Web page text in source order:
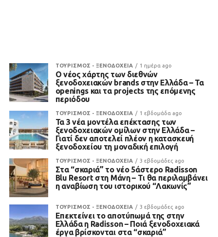
ΤΟΥΡΙΣΜΟΣ - ΞΕΝΟΔΟΧΕΙΑ 1 ημέρα ago
Ο νέος χάρτης των διεθνών
ξενοδοχειακών brands στην Ελλάδα – Τα
openings και τα projects της επόμενης
περιόδου
ΤΟΥΡΙΣΜΟΣ - ΞΕΝΟΔΟΧΕΙΑ 1 εβδομάδα ago
Τα 3 νέα μοντέλα επέκτασης των
ξενοδοχειακών ομίλων στην Ελλάδα –
Γιατί δεν αποτελεί πλέον η κατασκευή
ξενοδοχείου τη μοναδική επιλογή
ΤΟΥΡΙΣΜΟΣ - ΞΕΝΟΔΟΧΕΙΑ 3 εβδομάδες ago
Στα “σκαριά” το νέο 5άστερο Radisson
Blu Resort στη Μάνη – Τι θα περιλαμβάνει
η αναβίωση του ιστορικού “Λακωνίς”
ΤΟΥΡΙΣΜΟΣ - ΞΕΝΟΔΟΧΕΙΑ 3 εβδομάδες ago
Επεκτείνει το αποτύπωμά της στην
Ελλάδα η Radisson – Ποιά ξενοδοχειακά
έργα βρίσκονται στα “σκαριά”